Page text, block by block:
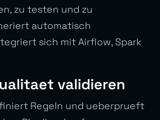
zu testen und zu
automatisch
sich mit Airflow, Spark
validieren
Regeln und ueberprueft